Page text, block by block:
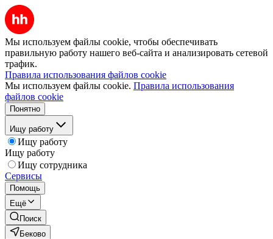
Мы используем файлы cookie, чтобы обеспечивать
правильную работу нашего веб-сайта и анализировать сетевой
трафик.
Правила использования файлов cookie
Мы используем файлы cookie. Правила использования
файлов cookie
Понятно
Ищу работу
Ищу работу
Ищу работу
Ищу сотрудника
Сервисы
Помощь
Ещё
Поиск
Беково